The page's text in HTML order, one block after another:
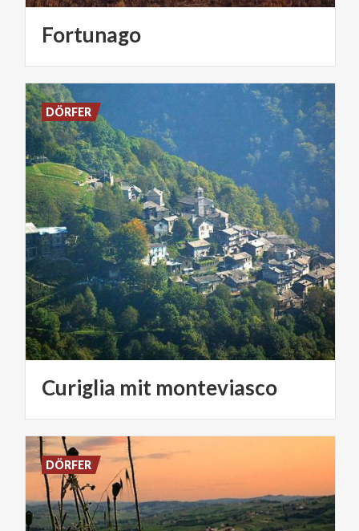
Fortunago
Curiglia mit monteviasco
DÖRFER
DÖRFER